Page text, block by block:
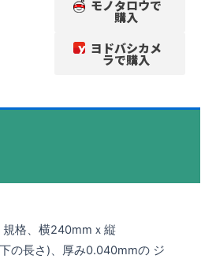
モノタロウで
購入
ヨドバシカメ
ラで購入
格、横240mmｘ縦
の長さ)、厚み0.040mmの ジ